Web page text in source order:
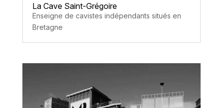
La Cave Saint-Grégoire
Enseigne de cavistes indépendants situés en
Bretagne